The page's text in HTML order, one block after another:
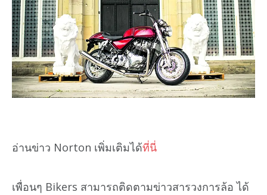
อ่านข่าว Norton เพิ่มเติมได้ที่นี่
เพื่อนๆ Bikers สามารถติดตามข่าวสารวงการล้อ ได้